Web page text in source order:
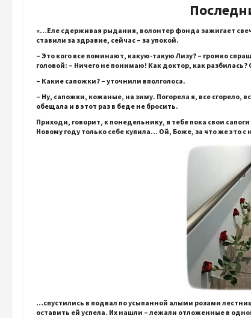
Последний
«…Еле сдерживая рыдания, волонтер фонда зажигает
ставили за здравие, сейчас – за упокой.
– Это кого все поминают, какую-такую Лизу? – громко
головой: – Ничего не понимаю! Как доктор, как
– Какие сапожки? – уточнили вполголоса.
– Ну, сапожки, кожаные, на зиму. Погорела я, все сгорело,
обещала и в этот раз в беде не бросить.
Приходи, говорит, к понедельнику, я тебе пока свои
Новому году только себе купила… Ой, Боже, за что же это с
…спустились в подвал по усыпанной алыми розами
оставить ей успела. Их нашли – лежали отложенные в